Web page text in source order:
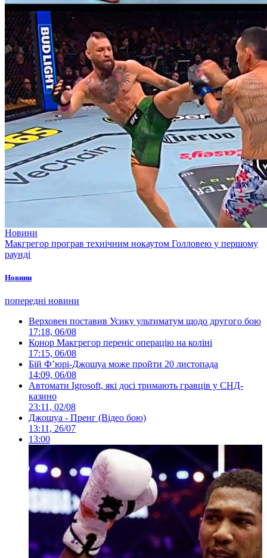
Новини
Макгрегор програв технічним нокаутом Голловею у першому
раунді
Новини
попередні новини
Верховен поставив Усику ультиматум щодо другого бою
17:18, 06/08
Конор Макгрегор переніс операцію на коліні
17:15, 06/08
Бій Ф’юрі-Джошуа може пройти 20 листопада
14:09, 06/08
Автомати Igrosoft, які досі тримають гравців у СНД-
казино
23:11, 02/08
Джошуа - Пренг (Відео бою)
13:11, 26/07
13:00